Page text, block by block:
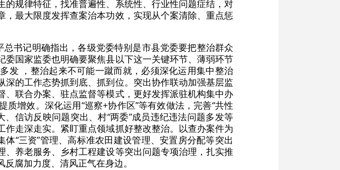
规律特征，找准普遍性、系统性、行业性问题症结，对
最大限度发挥查案治本功效，实现从个案清除、重点惩
书记明确指出，各级党委特别是市县党委要把整治群众
国家监委也明确要聚焦县以下这一关键环节、薄弱环节
发 ，整治起来不可能一蹴而就，必须深化运用集中整治
的工作态势抓到底、抓到位。突出协作联动加强基层监
联合办案、驻点监督等模式，更好发挥派驻机构集中办
增效。深化运用“巡察+协作区”等有效做法，完善“共性
信访反映问题突出、村“两委”成员违纪违法问题多发等
走深走实。紧盯重点领域抓好整改整治。以查办案件为
“三资”管理、高标准农田建设管理、安置房分配等突出
养老服务、乡村工程建设等突出问题专项治理，扎实推
腐加力度、清风正气在身边。